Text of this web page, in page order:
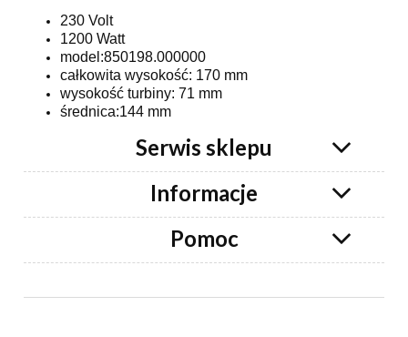
230 Volt
1200 Watt
model:850198.000000
całkowita wysokość: 170 mm
wysokość turbiny: 71 mm
średnica:144 mm
Serwis sklepu
Informacje
Pomoc